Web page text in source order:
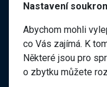
Název školy
Nastavení
Abychom mohli
co Vás zajímá. K
Některé jsou pro
o zbytku můžete